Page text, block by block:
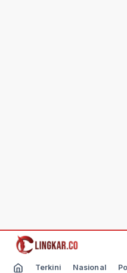
Terkini Nasional